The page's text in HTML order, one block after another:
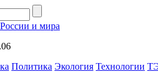
и мира
Политика Экология Технологии